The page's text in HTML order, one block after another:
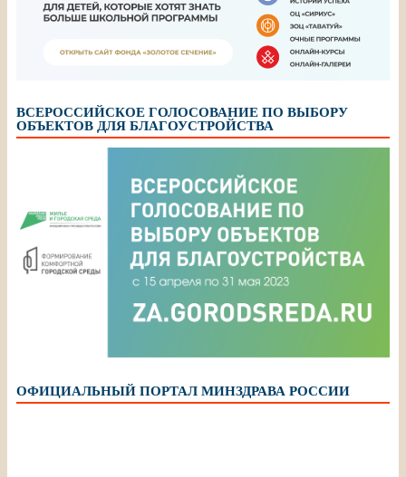
ВСЕРОССИЙСКОЕ ГОЛОСОВАНИЕ ПО ВЫБОРУ
ОБЪЕКТОВ ДЛЯ БЛАГОУСТРОЙСТВА
ОФИЦИАЛЬНЫЙ ПОРТАЛ МИНЗДРАВА РОССИИ